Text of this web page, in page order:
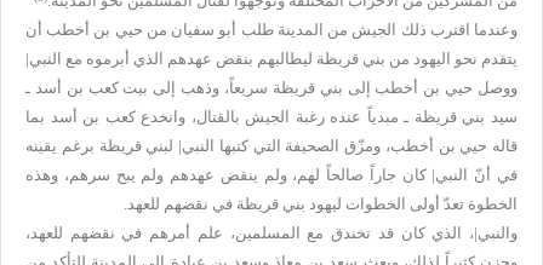
وعندما اقترب ذلك الجيش من المدينة طلب أبو سفيان من حيي بن أخطب أن
يتقدم نحو اليهود من بني قريظة ليطالبهم بنقض عهدهم الذي أبرموه مع النبي|
ووصل حيي بن أخطب إلى بني قريظة سريعاً، وذهب إلى بيت كعب بن أسد ـ
سيد بني قريظة ـ مبدياً عنده رغبة الجيش بالقتال، وانخدع كعب بن أسد بما
قاله حيي بن أخطب، ومزّق الصحيفة التي كتبها النبي| لبني قريظة برغم يقينه
في أنّ النبي| كان جاراً صالحاً لهم، ولم ينقض عهدهم ولم يبح سرهم، وهذه
الخطوة تعدّ أولى الخطوات ليهود بني قريظة في نقضهم للعهد.
والنبي|، الذي كان قد تخندق مع المسلمين، علم أمرهم في نقضهم للعهد،